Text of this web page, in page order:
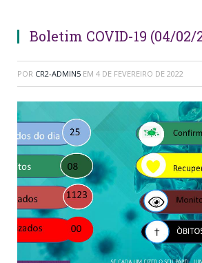
Boletim COVID-19 (04/02/
POR CR2-ADMIN5 EM 4 DE FEVEREIRO DE 2022